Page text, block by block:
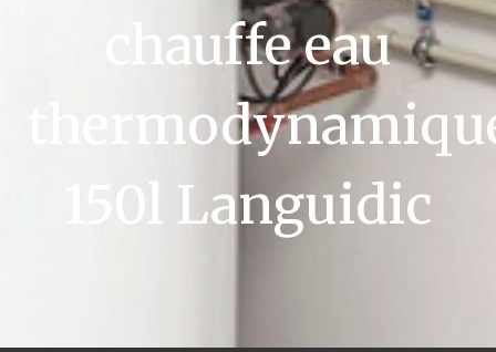
chauffe eau
150l Languidic